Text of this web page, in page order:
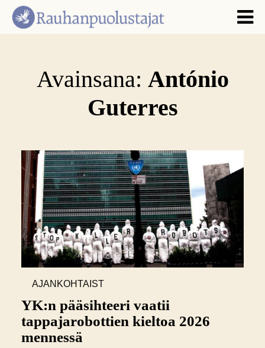
Avainsana: António
Guterres
AJANKOHTAIST
YK:n pääsihteeri vaatii
tappajarobottien kieltoa 2026
mennessä